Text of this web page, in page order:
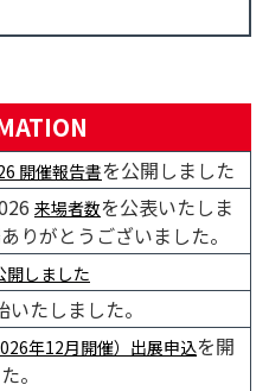
開催報告書を公開しました
来場者数を公表いたしま
りがとうございました。
開しました
いたしました。
年12月開催）出展申込を開
。